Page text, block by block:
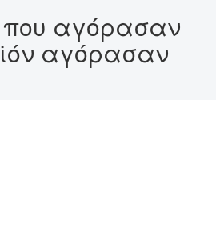
αγόρασαν
αγόρασαν